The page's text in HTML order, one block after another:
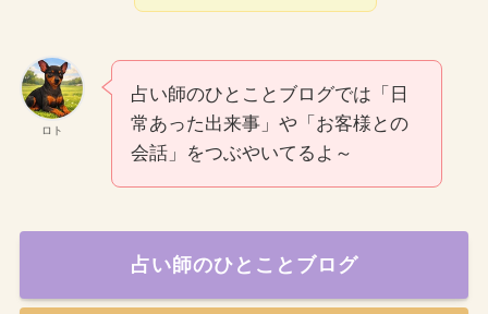
ロト
占い師のひとことブログでは「日
常あった出来事」や「お客様との
会話」をつぶやいてるよ～
占い師のひとことブログ